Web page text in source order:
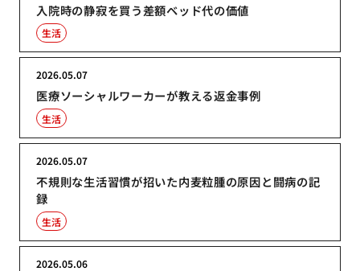
入院時の静寂を買う差額ベッド代の価値
生活
医療ソーシャルワーカーが教える返金事例
2026.05.07
生活
不規則な生活習慣が招いた内麦粒腫の原因と闘病の記
録
2026.05.07
生活
2026.05.06